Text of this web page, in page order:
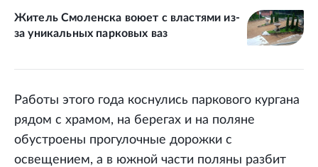
Житель Смоленска воюет с властями из-
за уникальных парковых ваз
Работы этого года коснулись паркового кургана
рядом с храмом, на берегах и на поляне
обустроены прогулочные дорожки с
освещением, а в южной части поляны разбит